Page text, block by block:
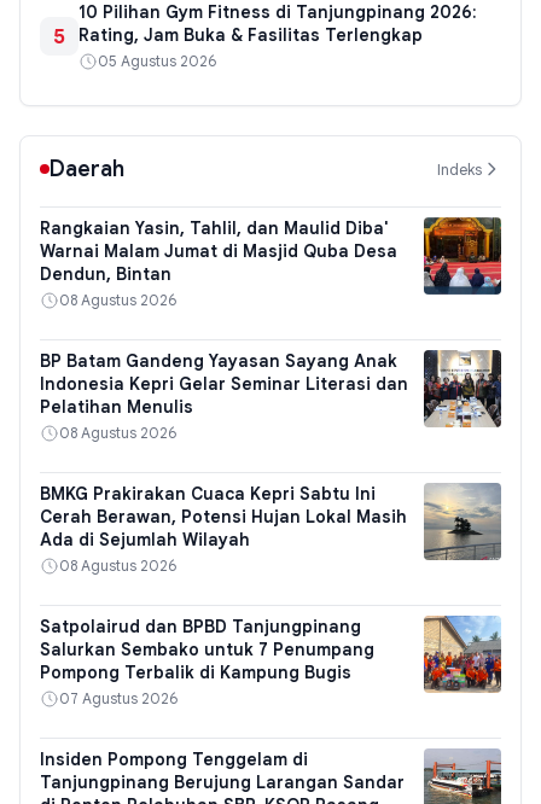
5
10 Pilihan Gym Fitness di Tanjungpinang 2026:
Rating, Jam Buka & Fasilitas Terlengkap
05 Agustus 2026
Daerah Indeks
Rangkaian Yasin, Tahlil, dan Maulid Diba'
Warnai Malam Jumat di Masjid Quba Desa
Dendun, Bintan
08 Agustus 2026
BP Batam Gandeng Yayasan Sayang Anak
Indonesia Kepri Gelar Seminar Literasi dan
Pelatihan Menulis
08 Agustus 2026
BMKG Prakirakan Cuaca Kepri Sabtu Ini
Cerah Berawan, Potensi Hujan Lokal Masih
Ada di Sejumlah Wilayah
08 Agustus 2026
Satpolairud dan BPBD Tanjungpinang
Salurkan Sembako untuk 7 Penumpang
Pompong Terbalik di Kampung Bugis
07 Agustus 2026
Insiden Pompong Tenggelam di
Tanjungpinang Berujung Larangan Sandar